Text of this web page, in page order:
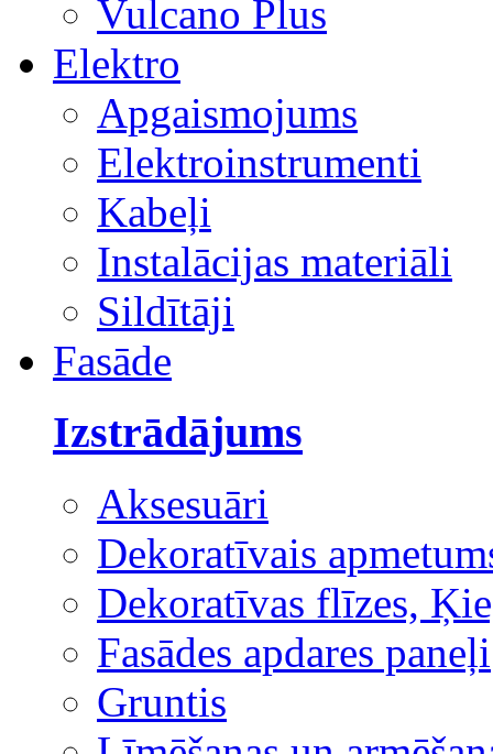
Vulcano Plus
Elektro
Apgaismojums
Elektroinstrumenti
Kabeļi
Instalācijas materiāli
Sildītāji
Fasāde
Izstrādājums
Aksesuāri
Dekoratīvais
Dekoratīvas flīzes,
Fasādes apdares paneļi
Gruntis